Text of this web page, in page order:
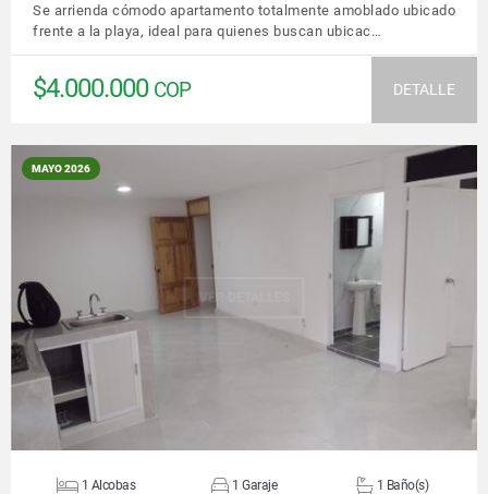
Se arrienda cómodo apartamento totalmente amoblado ubicado
frente a la playa, ideal para quienes buscan ubicac…
$4.000.000 COP DETALLE
MAYO 2026
VER DETALLES
1 Alcobas 1 Garaje 1 Baño(s)